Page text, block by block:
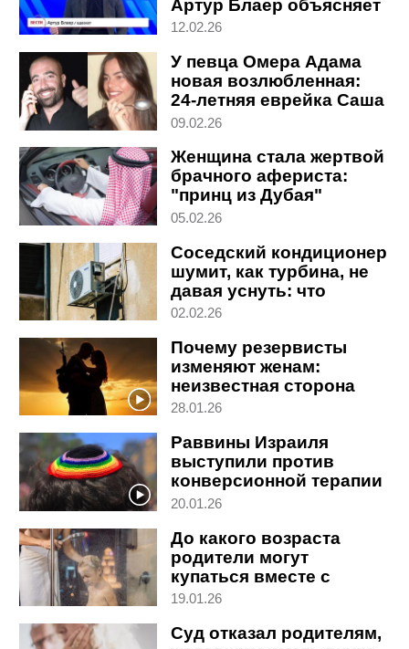
Артур Блаер объясняет
в студии "Вестей"
12.02.26
У певца Омера Адама
новая возлюбленная:
24-летняя еврейка Саша
из Италии
09.02.26
Женщина стала жертвой
брачного афериста:
"принц из Дубая"
выманил миллионы
05.02.26
Соседский кондиционер
шумит, как турбина, не
давая уснуть: что
делать
02.02.26
Почему резервисты
изменяют женам:
неизвестная сторона
войны в Израиле
28.01.26
Раввины Израиля
выступили против
конверсионной терапии
для религиозных ЛГБТ
20.01.26
До какого возраста
родители могут
купаться вместе с
ребенком: объясняет
19.01.26
Суд отказал родителям,